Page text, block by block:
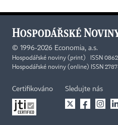
© 1996-2026 Economia, a.s.
Hospodářské noviny (print) ISSN
Hospodářské noviny (online) ISSN
Certifikováno Sledujte nás